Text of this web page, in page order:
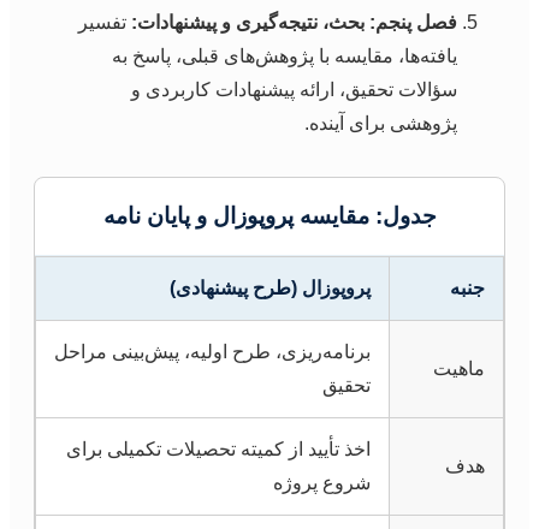
فصل پنجم: بحث، نتیجه‌گیری و پیشنهادات: تفسیر
یافته‌ها، مقایسه با پژوهش‌های قبلی، پاسخ به
سؤالات تحقیق، ارائه پیشنهادات کاربردی و
پژوهشی برای آینده.
جدول: مقایسه پروپوزال و پایان نامه
جنبه پروپوزال (طرح پیشنهادی)
ماهیت
برنامه‌ریزی، طرح اولیه، پیش‌بینی مراحل
تحقیق
هدف
اخذ تأیید از کمیته تحصیلات تکمیلی برای
شروع پروژه